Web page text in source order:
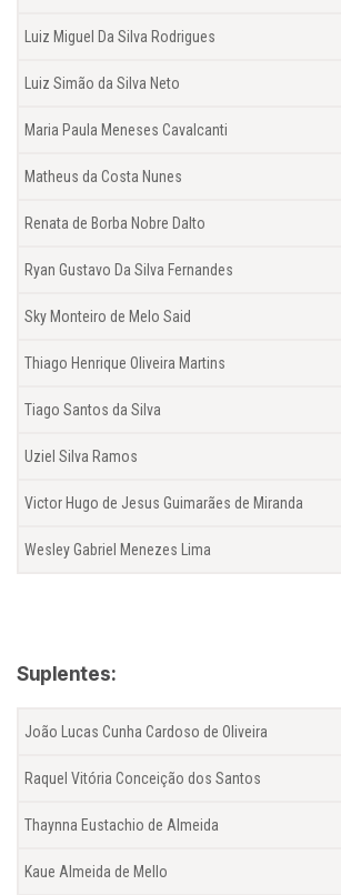
Luiz Miguel Da Silva Rodrigues
Luiz Simão da Silva Neto
Maria Paula Meneses Cavalcanti
Matheus da Costa Nunes
Renata de Borba Nobre Dalto
Ryan Gustavo Da Silva Fernandes
Sky Monteiro de Melo Said
Thiago Henrique Oliveira Martins
Tiago Santos da Silva
Uziel Silva Ramos
Victor Hugo de Jesus Guimarães de Miranda
Wesley Gabriel Menezes Lima
Suplentes:
João Lucas Cunha Cardoso de Oliveira
Raquel Vitória Conceição dos Santos
Thaynna Eustachio de Almeida
Kaue Almeida de Mello